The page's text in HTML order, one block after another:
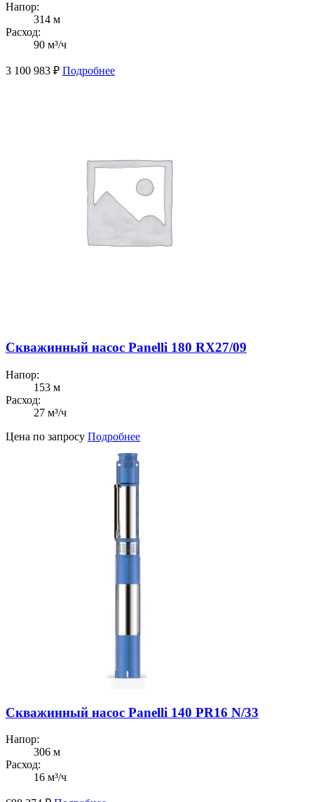
Напор:
314 м
Расход:
90 м³/ч
3 100 983 ₽ Подробнее
Скважинный насос Panelli 180 RX27/09
Напор:
153 м
Расход:
27 м³/ч
Цена по запросу Подробнее
Скважинный насос Panelli 140 PR16 N/33
Напор:
306 м
Расход:
16 м³/ч